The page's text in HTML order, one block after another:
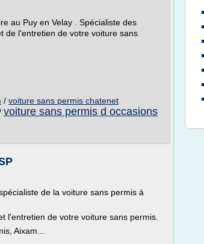
au Puy en Velay . Spécialiste des
de l'entretien de votre voiture sans
/ voiture sans permis chatenet
voiture sans permis d occasions
de la voiture sans permis à
l'entretien de votre voiture sans permis.
Aixam...